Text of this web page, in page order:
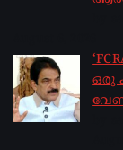
ഒരു